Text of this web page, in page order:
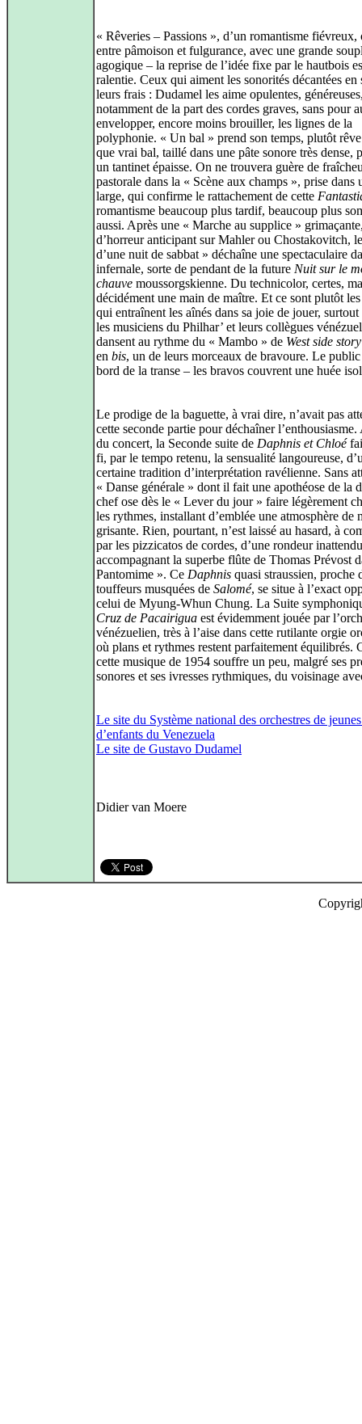
« Rêveries – Passions », d’un romantisme fiévreux,
entre pâmoison et fulgurance, avec une grande
agogique – la reprise de l’idée fixe par le hautbois
ralentie. Ceux qui aiment les sonorités décantées en
leurs frais : Dudamel les aime opulentes,
notamment de la part des cordes graves, sans pour
envelopper, encore moins brouiller, les lignes de la
polyphonie. « Un bal » prend son temps, plutôt
que vrai bal, taillé dans une pâte sonore très dense,
un tantinet épaisse. On ne trouvera guère de
pastorale dans la « Scène aux champs », prise dans
large, qui confirme le rattachement de cette
romantisme beaucoup plus tardif, beaucoup plus
aussi. Après une « Marche au supplice »
d’horreur anticipant sur Mahler ou Chostakovitch,
d’une nuit de sabbat » déchaîne une spectaculaire
infernale, sorte de pendant de la future Nuit sur le
chauve moussorgskienne. Du technicolor, certes,
décidément une main de maître. Et ce sont plutôt
qui entraînent les aînés dans sa joie de jouer, surtout
les musiciens du Philhar’ et leurs collègues
dansent au rythme du « Mambo » de West side story
en bis, un de leurs morceaux de bravoure. Le public
bord de la transe – les bravos couvrent une huée
Le prodige de la baguette, à vrai dire, n’avait pas
cette seconde partie pour déchaîner
du concert, la Seconde suite de Daphnis et Chloé
fi, par le tempo retenu, la sensualité langoureuse,
certaine tradition d’interprétation ravélienne. Sans
« Danse générale » dont il fait une apothéose de la
chef ose dès le « Lever du jour » faire légèrement
les rythmes, installant d’emblée une atmosphère de
grisante. Rien, pourtant, n’est laissé au hasard, à
par les pizzicatos de cordes, d’une rondeur
accompagnant la superbe flûte de Thomas Prévost
Pantomime ». Ce Daphnis quasi straussien, proche
touffeurs musquées de Salomé, se situe à l’exact
celui de Myung-Whun Chung. La Suite
Cruz de Pacairigua est évidemment jouée par
vénézuelien, très à l’aise dans cette rutilante orgie
où plans et rythmes restent parfaitement équilibrés.
cette musique de 1954 souffre un peu, malgré ses
sonores et ses ivresses rythmiques, du voisinage
Le site du Système national des orchestres de
d’enfants du Venezuela
Le site de Gustavo Dudamel
Didier van Moere